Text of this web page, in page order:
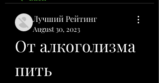
Лучший Рейтинг
August 30, 2023
От алкоголизма
пить